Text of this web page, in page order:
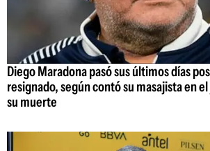
Diego Maradona pasó sus últimos días
resignado, según contó su masajista en
su muerte